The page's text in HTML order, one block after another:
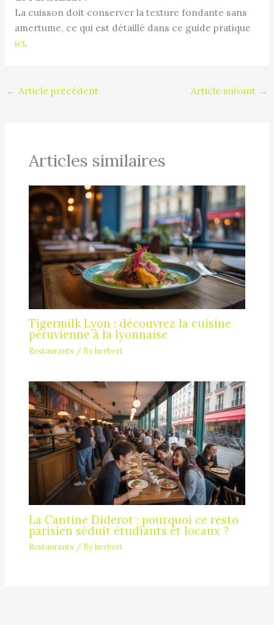
La cuisson doit conserver la texture fondante sans
amertume, ce qui est détaillé dans ce guide pratique
ici.
← Article précédent Article suivant →
Articles similaires
Tigermilk Lyon : découvrez la cuisine
péruvienne à la lyonnaise
Restaurants / Byherbert
La Cantine Diderot : pourquoi ce resto
parisien séduit étudiants et locaux ?
Restaurants / Byherbert